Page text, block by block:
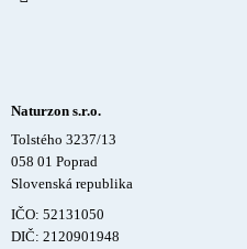
Naturzon s.r.o.
Tolstého 3237/13
058 01 Poprad
Slovenská republika
IČO: 52131050
DIČ: 2120901948